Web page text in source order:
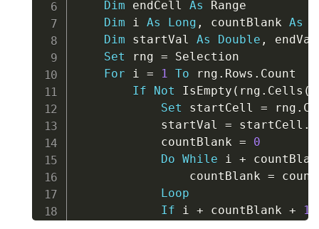
Dim endCell As Range
Dim i As Long , countBlank As
Dim startVal As Double ,
Set rng = Selection
For i = 1 To rng . Rows . Count
If
Not IsEmpty ( rng . Cells (
Set startCell = rng .
            startVal
= startCell .
            countBlank
=
0
Do While i +
                countBlank
=
Loop
If i + countBlank + 1